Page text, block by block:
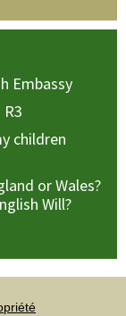
Embassy
children
or Wales?
Will?